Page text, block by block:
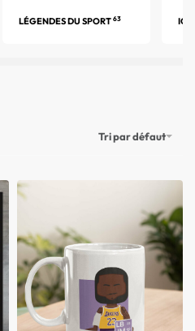
LÉGENDES DU SPORT 63
Tri par défaut